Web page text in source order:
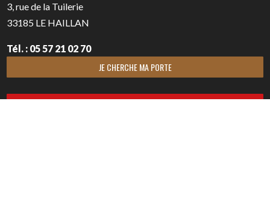
3, rue de la Tuilerie
33185 LE HAILLAN
Tél. : 05 57 21 02 70
JE CHERCHE MA PORTE